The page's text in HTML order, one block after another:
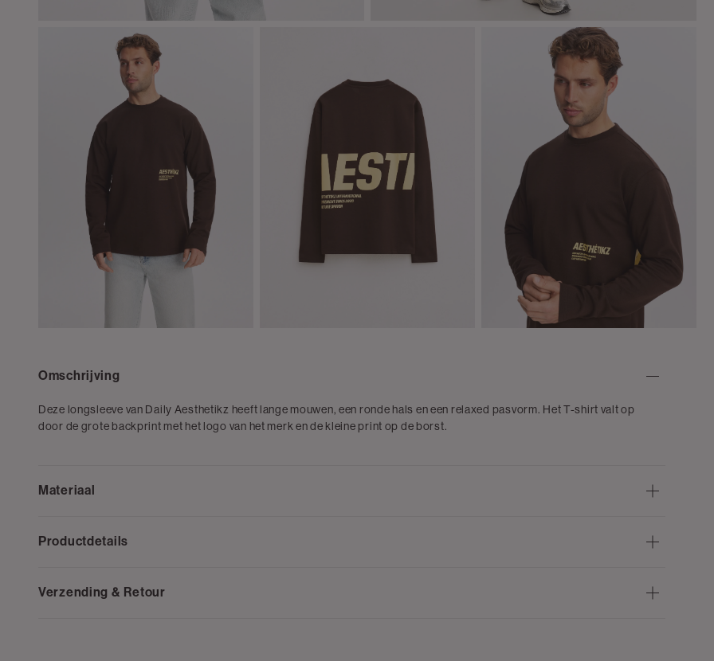
Omschrijving
Deze longsleeve van Daily Aesthetikz heeft lange mouwen, een ronde hals en een relaxed pasvorm. Het T-shirt valt op
door de grote backprint met het logo van het merk en de kleine print op de borst.
Materiaal
Productdetails
Verzending & Retour